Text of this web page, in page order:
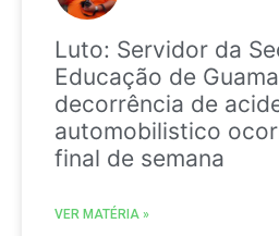
Luto: Servidor da
Educação de
decorrência de
automobilistico
final de semana
VER MATÉRIA »